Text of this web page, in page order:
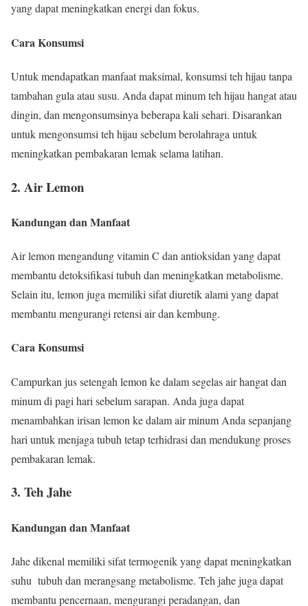
yang dapat meningkatkan energi dan fokus.
Cara Konsumsi
Untuk mendapatkan manfaat maksimal, konsumsi teh hijau tanpa
tambahan gula atau susu. Anda dapat minum teh hijau hangat atau
dingin, dan mengonsumsinya beberapa kali sehari. Disarankan
untuk mengonsumsi teh hijau sebelum berolahraga untuk
meningkatkan pembakaran lemak selama latihan.
2. Air Lemon
Kandungan dan Manfaat
Air lemon mengandung vitamin C dan antioksidan yang dapat
membantu detoksifikasi tubuh dan meningkatkan metabolisme.
Selain itu, lemon juga memiliki sifat diuretik alami yang dapat
membantu mengurangi retensi air dan kembung.
Cara Konsumsi
Campurkan jus setengah lemon ke dalam segelas air hangat dan
minum di pagi hari sebelum sarapan. Anda juga dapat
menambahkan irisan lemon ke dalam air minum Anda sepanjang
hari untuk menjaga tubuh tetap terhidrasi dan mendukung proses
pembakaran lemak.
3. Teh Jahe
Kandungan dan Manfaat
Jahe dikenal memiliki sifat termogenik yang dapat meningkatkan
suhu tubuh dan merangsang metabolisme. Teh jahe juga dapat
membantu pencernaan, mengurangi peradangan, dan